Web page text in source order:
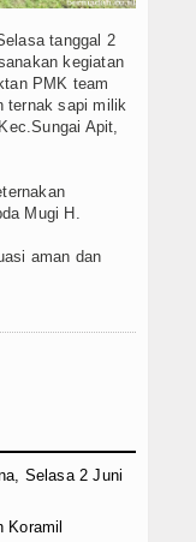
tanggal 2
kegiatan
PMK team
ternak sapi milik
Apit,
Mugi H.
aman dan
Selasa 2 Juni
Koramil